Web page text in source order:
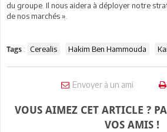
du groupe. Il nous aidera à déployer notre
de nos marchés ».
Tags : Cerealis Hakim Ben Hammouda
Envoyer à un ami
VOUS AIMEZ CET ARTICLE ?
VOS AMIS !